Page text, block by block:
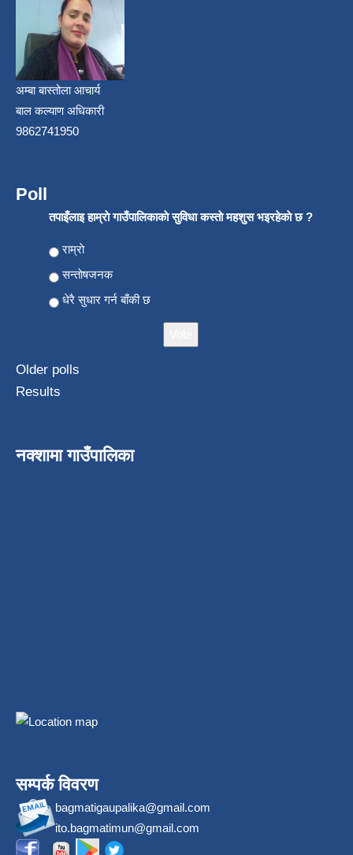
अम्बा बास्तोला आचार्य
बाल कल्याण अधिकारी
9862741950
Poll
तपाइँलाइ हाम्राे गाउँपालिकाकाे सुविधा कस्ताे महशुस भइरहेकाे छ ?
Choices
राम्राे
सन्ताेषजनक
धेरै सुधार गर्न बाँकी छ
Older polls
Results
नक्शामा गाउँपालिका
सम्पर्क विवरण
bagmatigaupalika@gmail.com
ito.bagmatimun@gmail.com